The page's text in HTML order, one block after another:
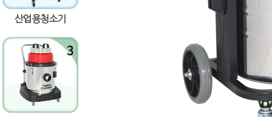
산업용청소기